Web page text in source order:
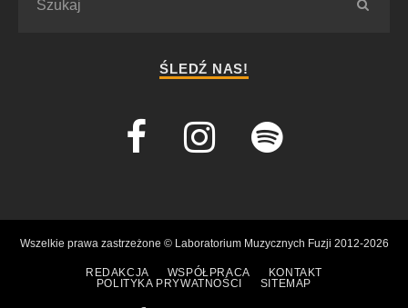
ŚLEDŹ NAS!
Wszelkie prawa zastrzeżone © Laboratorium Muzycznych Fuzji 2012-2026
REDAKCJA WSPÓŁPRACA
KONTAKT
POLITYKA PRYWATNOŚCI
SITEMAP